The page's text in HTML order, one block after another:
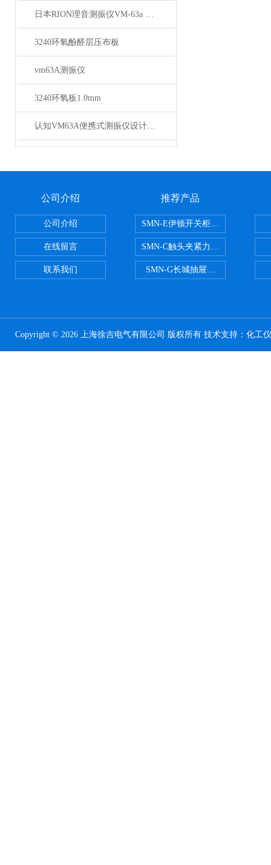
日本RION理音测振仪VM-63a vm63a测振仪技术参数
3240环氧酚醛层压布板
vm63A测振仪
3240环氧板1.0mm
认知VM63A便携式测振仪设计特征
公司介绍
公司介绍
在线留言
联系我们
推荐产品
SMN-E伊顿开关柜触头夹紧力检
SMN-C触头夹紧力检测仪
SMN-G长城抽屉开关柜触头夹紧
Copyright © 2026 上海徐吉电气有限公司 版权所有 技术支持： 化工